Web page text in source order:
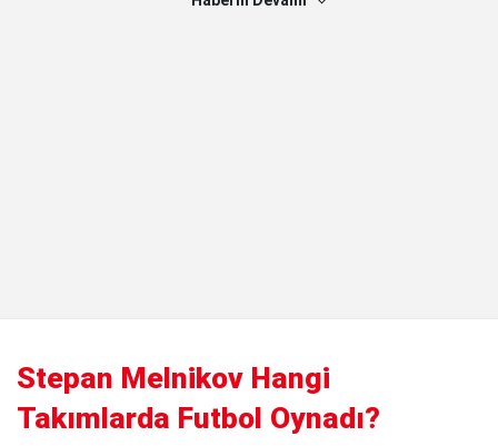
Stepan Melnikov Hangi
Takımlarda Futbol Oynadı?